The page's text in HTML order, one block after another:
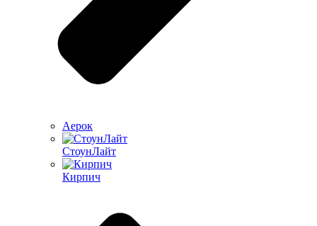
Аерок
СтоунЛайт
Кирпич